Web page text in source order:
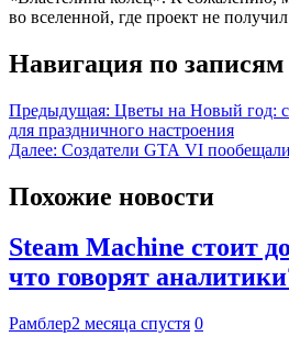
во вселенной, где проект не
Навигация по записям
Предыдущая: Цветы на Новый год:
для праздничного настроения
Далее: Создатели GTA VI
Похожие новости
Steam Machine стоит
что говорят
Рамблер2 месяца спустя 0